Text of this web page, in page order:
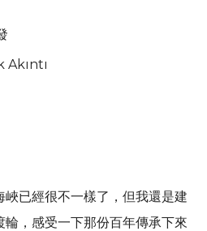
Akıntı
已經很不一樣了，但我還是建
，感受一下那份百年傳承下來